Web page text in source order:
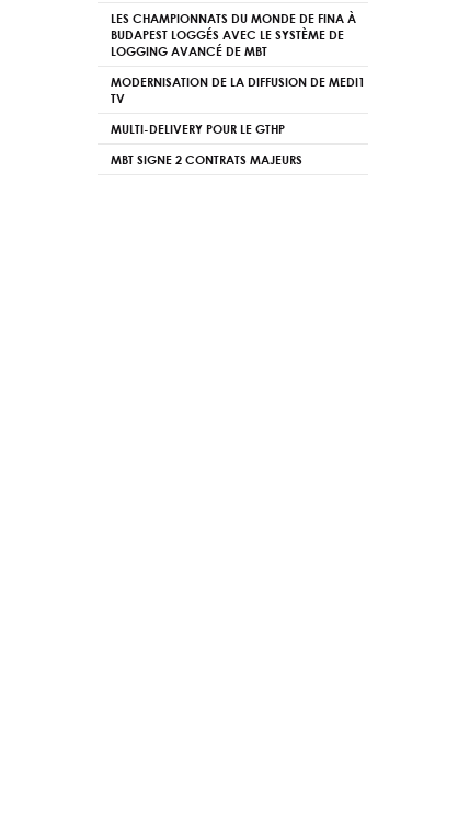
LES CHAMPIONNATS DU MONDE DE FINA À
BUDAPEST LOGGÉS AVEC LE SYSTÈME DE
LOGGING AVANCÉ DE MBT
MODERNISATION DE LA DIFFUSION DE MEDI1
TV
MULTI-DELIVERY POUR LE GTHP
MBT SIGNE 2 CONTRATS MAJEURS